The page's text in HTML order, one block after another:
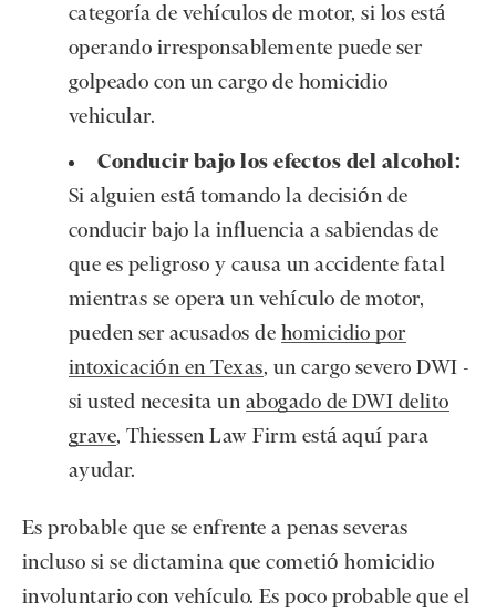
categoría de vehículos de motor, si los está
operando irresponsablemente puede ser
golpeado con un cargo de homicidio
vehicular.
Conducir bajo los efectos del alcohol:
Si alguien está tomando la decisión de
conducir bajo la influencia a sabiendas de
que es peligroso y causa un accidente fatal
mientras se opera un vehículo de motor,
pueden ser acusados de homicidio por
intoxicación en Texas, un cargo severo DWI -
si usted necesita un abogado de DWI delito
grave, Thiessen Law Firm está aquí para
ayudar.
Es probable que se enfrente a penas severas
incluso si se dictamina que cometió homicidio
involuntario con vehículo. Es poco probable que el